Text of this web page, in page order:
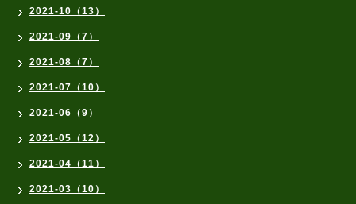
2021-10（13）
2021-09（7）
2021-08（7）
2021-07（10）
2021-06（9）
2021-05（12）
2021-04（11）
2021-03（10）